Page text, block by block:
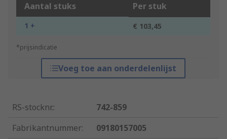
Aantal stuks Per stuk
1 + € 103,45
*prijsindicatie
Voeg toe aan onderdelenlijst
RS-stocknr.:
742-859
Fabrikantnummer:
09180157005